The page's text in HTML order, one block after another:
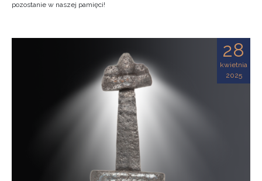
pozostanie w naszej pamięci!
28
kwietnia
2025